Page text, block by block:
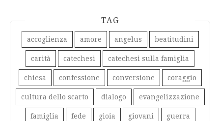
TAG
accoglienza amore angelus beatitudini
carità catechesi catechesi sulla famiglia
chiesa confessione conversione coraggio
cultura dello scarto dialogo evangelizzazione
famiglia fede gioia giovani guerra